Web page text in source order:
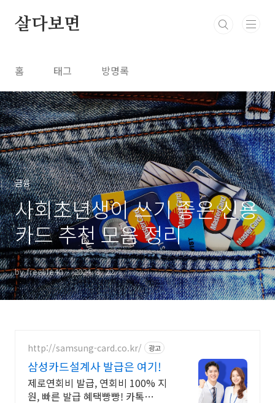
살다보면
홈 태그 방명록
금융
사회초년생이 쓰기 좋은 신용
카드 추천 모음 정리
by freelife40 2024. 3. 22.
http://samsung-card.co.kr/ 광고
삼성카드설계사 발급은 여기!
제로연회비 발급, 연회비 100% 지
원, 빠른 발급 혜택빵빵! 카톡